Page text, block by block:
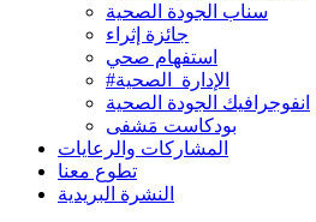
سناب الجودة الصحية
جائزة إثراء
استفهام صحي
#الإدارة_الصحية
انفوجرافيك الجودة الصحية
بودكاست مَشفى
المشاركات والرعايات
تطوع معنا
النشرة البريدية